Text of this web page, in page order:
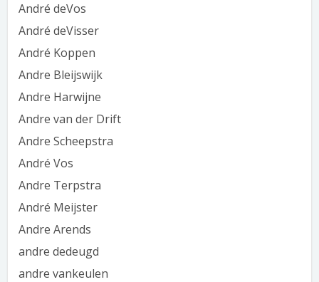
André deVos
André deVisser
André Koppen
Andre Bleijswijk
Andre Harwijne
Andre van der Drift
Andre Scheepstra
André Vos
Andre Terpstra
André Meijster
Andre Arends
andre dedeugd
andre vankeulen